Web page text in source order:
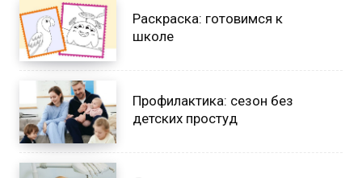
Раскраска: готовимся к
школе
Профилактика: сезон без
детских простуд